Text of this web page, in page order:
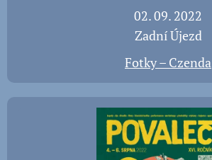
📅 02. 09. 2022
📍 Zadní Újezd
Fotky – Czenda